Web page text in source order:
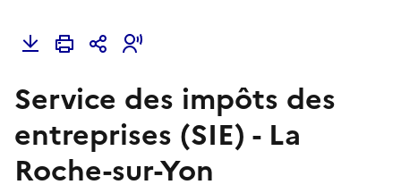
Service des impôts des
entreprises (SIE) - La
Roche-sur-Yon